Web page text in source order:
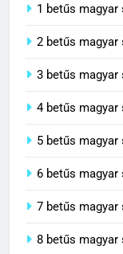
1 betűs magyar
2 betűs magyar
3 betűs magyar
4 betűs magyar
5 betűs magyar
6 betűs magyar
7 betűs magyar
8 betűs magyar